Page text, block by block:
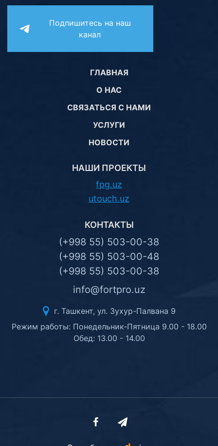
Подпишитесь на наш
канал
ГЛАВНАЯ
О НАС
СВЯЗАТЬСЯ С НАМИ
УСЛУГИ
НОВОСТИ
НАШИ ПРОЕКТЫ
fpg.uz
utouch.uz
КОНТАКТЫ
(+998 55) 503-00-38
(+998 55) 503-00-48
(+998 55) 503-00-38
info@fortpro.uz
г. Ташкент, ул. Зухур-Палвана 9
Режим работы: Понедельник-Пятница 9.00 - 18.00
Обед: 13.00 - 14.00